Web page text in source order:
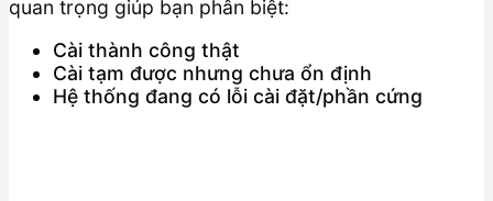
quan trọng giúp bạn phân biệt:
Cài thành công thật
Cài tạm được nhưng chưa ổn định
Hệ thống đang có lỗi cài đặt/phần cứng